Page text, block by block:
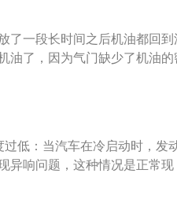
问题，电脑就不会检测到转
维修。3、发动机故障：发动机
机的驱动齿轮磨损严重，动能
开关的连接线路出现问题，启
换磨损严重店驱动齿轮。4、电
会没电，按一下喇叭，如果不
瓶充电。5、积碳过多：积碳过
火也不好，就会导致汽车打不
d档上就会打不着火，及时调
了一段长时间之后机油都回到
油了，因为气门缺少了机油的
的情况，应该到维修店检查一
紧时再找修理厂检修比较好。
车片磨损到了极限，已经开始
尽快查明滋滋响原因，不要再
低：当汽车在冷启动时，发
异响问题，这种情况是正常现
就可以解决；2、发动机机油缺